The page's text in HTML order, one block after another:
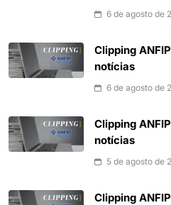
6 de agosto de
Clipping
notícias
6 de agosto de
Clipping
notícias
5 de agosto de
Clipping